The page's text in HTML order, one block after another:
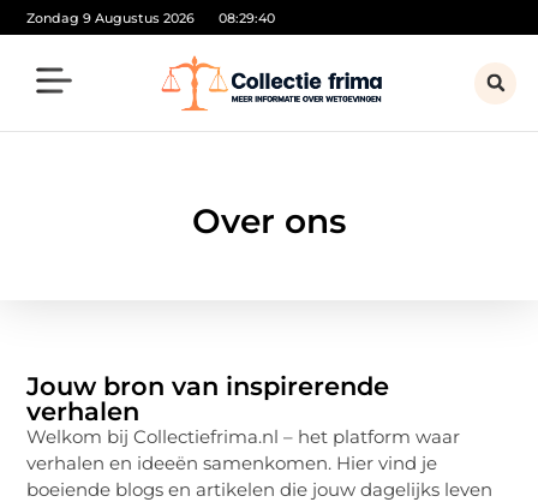
Zondag 9 Augustus 2026 08:29:40
Over ons
Jouw bron van inspirerende
verhalen
Welkom bij Collectiefrima.nl – het platform waar
verhalen en ideeën samenkomen. Hier vind je
boeiende blogs en artikelen die jouw dagelijks leven